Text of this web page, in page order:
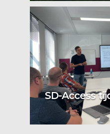
SD-Access